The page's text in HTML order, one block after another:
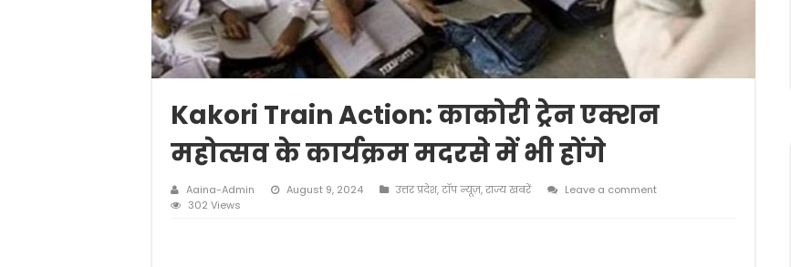
Kakori Train Action: काकोरी ट्रेन एक्शन
महोत्सव के कार्यक्रम मदरसे में भी होंगे
Aaina-Admin August 9, 2024 उत्तर प्रदेश,टॉप न्यूज़,राज्य खबरें
Leave a comment
302 Views